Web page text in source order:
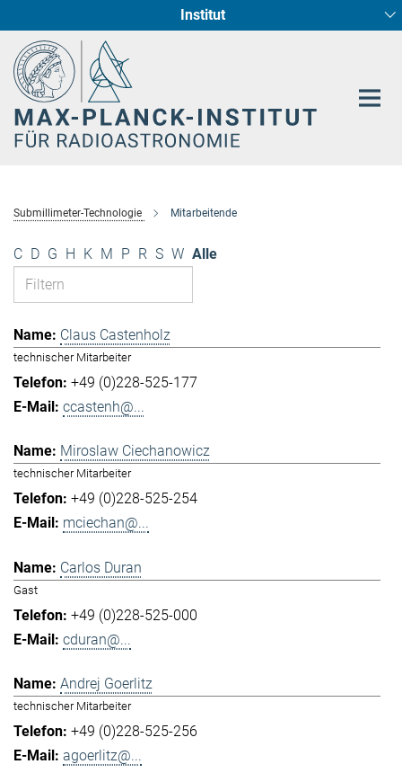
Institut
Radioastronomische Fundamentalphysik
Sternentstehung und Galaxienentwicklung
Submillimeter-Technologie Mitarbeitende
C D G H K M P R S W Alle
Claus Castenholz
technischer Mitarbeiter
+49 (0)228-525-177
ccastenh@...
Miroslaw Ciechanowicz
technischer Mitarbeiter
+49 (0)228-525-254
mciechan@...
Carlos Duran
Gast
+49 (0)228-525-000
cduran@...
Andrej Goerlitz
technischer Mitarbeiter
+49 (0)228-525-256
agoerlitz@...